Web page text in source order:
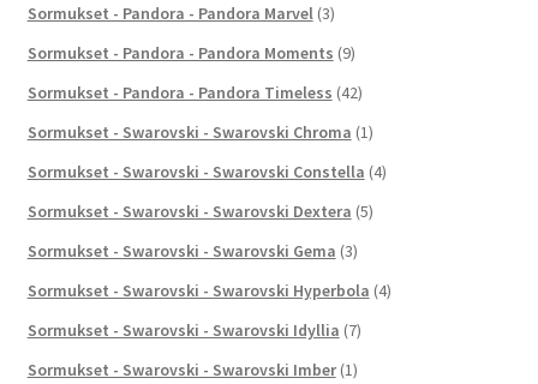
Sormukset - Pandora - Pandora Marvel (3)
Sormukset - Pandora - Pandora Moments (9)
Sormukset - Pandora - Pandora Timeless (42)
Sormukset - Swarovski - Swarovski Chroma (1)
Sormukset - Swarovski - Swarovski Constella (4)
Sormukset - Swarovski - Swarovski Dextera (5)
Sormukset - Swarovski - Swarovski Gema (3)
Sormukset - Swarovski - Swarovski Hyperbola (4)
Sormukset - Swarovski - Swarovski Idyllia (7)
Sormukset - Swarovski - Swarovski Imber (1)